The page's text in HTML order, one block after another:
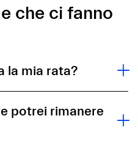
che ci fanno
la mia rata?
potrei rimanere